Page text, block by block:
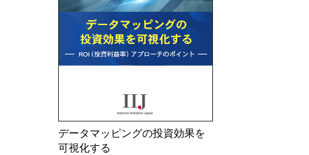
データマッピングの投資効果を
可視化する